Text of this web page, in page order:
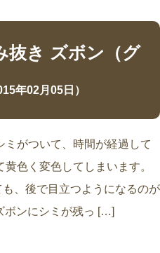
抜き ズボン（グ
年02月05日）
ミがついて、時間が経過して
色く変色してしまいます。
、後で目立つようになるのが
ンにシミが残っ […]